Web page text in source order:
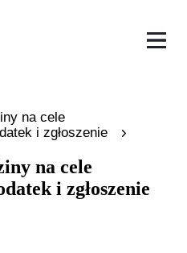
na cele
i zgłoszenie
na cele
i zgłoszenie